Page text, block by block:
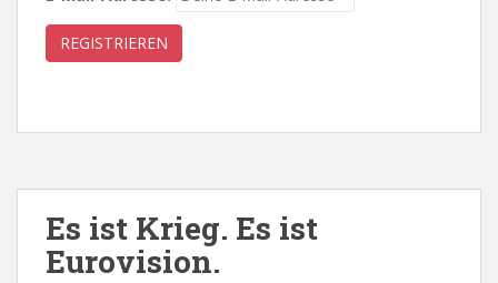
Es ist Krieg. Es ist
Eurovision.